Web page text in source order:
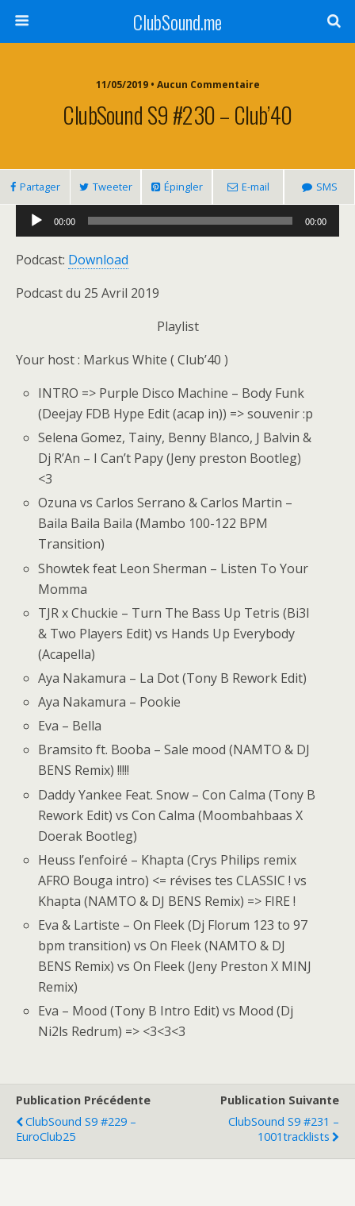
ClubSound.me
11/05/2019 • Aucun Commentaire
ClubSound S9 #230 – Club’40
Partager Tweeter Épingler E-mail SMS
Lecteur
audio
00:00 00:00
Podcast: Download
Podcast du 25 Avril 2019
Playlist
Your host : Markus White ( Club’40 )
INTRO => Purple Disco Machine – Body Funk
(Deejay FDB Hype Edit (acap in)) => souvenir :p
Selena Gomez, Tainy, Benny Blanco, J Balvin &
Dj R’An – I Can’t Papy (Jeny preston Bootleg)
<3
Ozuna vs Carlos Serrano & Carlos Martin –
Baila Baila Baila (Mambo 100-122 BPM
Transition)
Showtek feat Leon Sherman – Listen To Your
Momma
TJR x Chuckie – Turn The Bass Up Tetris (Bi3l
& Two Players Edit) vs Hands Up Everybody
(Acapella)
Aya Nakamura – La Dot (Tony B Rework Edit)
Aya Nakamura – Pookie
Eva – Bella
Bramsito ft. Booba – Sale mood (NAMTO & DJ
BENS Remix) !!!!!
Daddy Yankee Feat. Snow – Con Calma (Tony B
Rework Edit) vs Con Calma (Moombahbaas X
Doerak Bootleg)
Heuss l’enfoiré – Khapta (Crys Philips remix
AFRO Bouga intro) <= révises tes CLASSIC ! vs
Khapta (NAMTO & DJ BENS Remix) => FIRE !
Eva & Lartiste – On Fleek (Dj Florum 123 to 97
bpm transition) vs On Fleek (NAMTO & DJ
BENS Remix) vs On Fleek (Jeny Preston X MINJ
Remix)
Eva – Mood (Tony B Intro Edit) vs Mood (Dj
Ni2ls Redrum) => <3<3<3
Publication Précédente
ClubSound S9 #229 –
EuroClub25
Publication Suivante
ClubSound S9 #231 –
1001tracklists